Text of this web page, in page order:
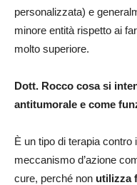
personalizzata) e
minore entità rispetto ai
molto superiore.
Dott. Rocco cosa si
antitumorale e come
È un tipo di terapia
meccanismo d’azione
cure, perché non utilizza